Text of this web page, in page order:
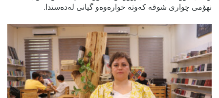
نهۆمی چواری شوقە کەوتە خوارەوەو گیانی لەدەستدا.